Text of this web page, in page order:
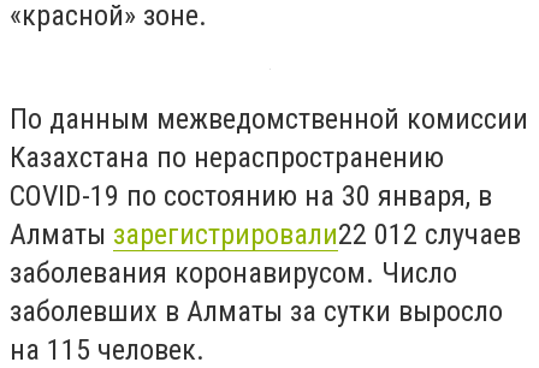
«красной» зоне.
По данным межведомственной комиссии
Казахстана по нераспространению
COVID-19 по состоянию на 30 января, в
Алматы зарегистрировали22 012 случаев
заболевания коронавирусом. Число
заболевших в Алматы за сутки выросло
на 115 человек.